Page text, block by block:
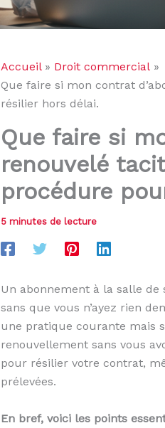
Accueil
Droit commercial
Que faire si mon contrat
résilier hors délai.
Que faire si
renouvelé
procédure
5 minutes de lecture
Un abonnement à la salle
sans que vous n’ayez rien
une pratique courante mais
renouvellement sans vous
pour résilier votre contrat,
prélevées.
En bref, voici les points